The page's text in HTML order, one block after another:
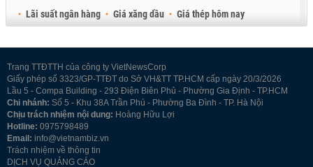
Lãi suất ngân hàng
Giá xăng dầu
Giá thép hôm nay
Trang TTĐTTH của công ty VietNewsCorp
Giấy phép số 3323/GP-TTĐT do Sở VH&TT TP.HCM cấp ngày 20/3/2026
Lầu 5 - Compa Building - 293 Điện Biên Phủ - Phường Gia Định - TP.HCM
Chi nhánh: Số 5 - Khu 38A Trần Phú - Phường Ba Đình - TP. Hà Nội
Chịu trách nhiệm nội dung: Hoàng Hữu Lợi
Hotline: 0975798489
Email: info@vietnambiz.vn
Trách nhiệm về thông tin
DỊCH VỤ QUẢNG CÁO